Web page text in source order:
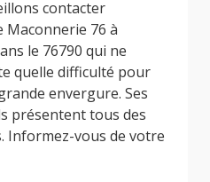
contacter
76 à
le 76790 qui ne
quelle difficulté pour
envergure. Ses
présentent tous des
Informez-vous de votre